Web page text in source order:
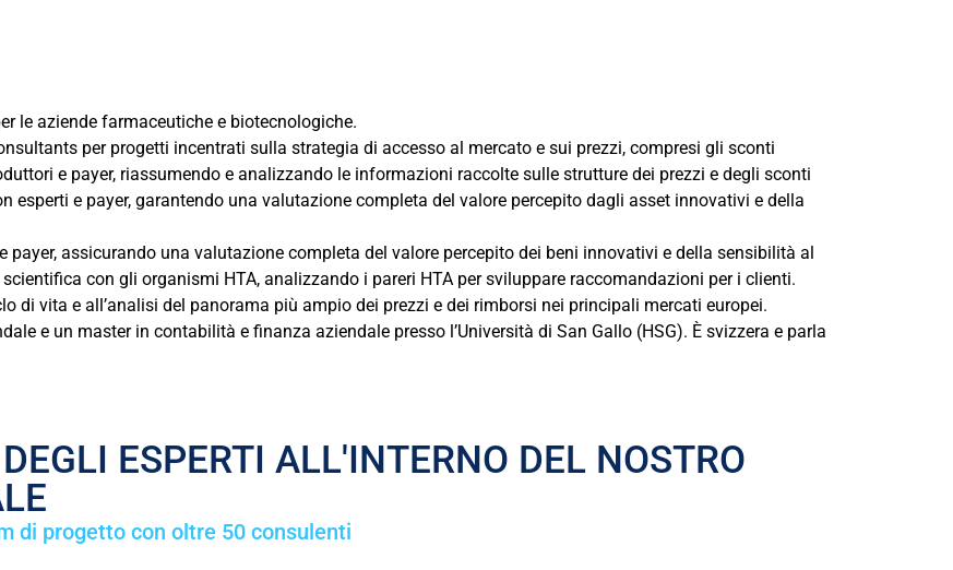
le aziende farmaceutiche e biotecnologiche.
per progetti incentrati sulla strategia di accesso al mercato e sui prezzi, compresi gli sconti
e payer, riassumendo e analizzando le informazioni raccolte sulle strutture dei prezzi e degli sconti
esperti e payer, garantendo una valutazione completa del valore percepito dagli asset innovativi e della
assicurando una valutazione completa del valore percepito dei beni innovativi e della sensibilità al
con gli organismi HTA, analizzando i pareri HTA per sviluppare raccomandazioni per i clienti.
di vita e all’analisi del panorama più ampio dei prezzi e dei rimborsi nei principali mercati europei.
e un master in contabilità e finanza aziendale presso l’Università di San Gallo (HSG). È svizzera e parla
ESPERTI ALL'INTERNO DEL NOSTRO
di progetto con oltre 50 consulenti